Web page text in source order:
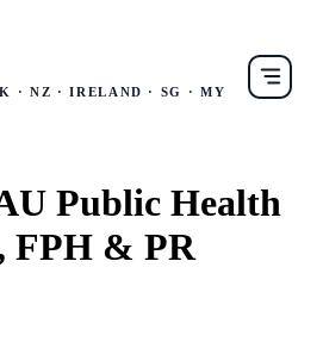
· NZ · IRELAND · SG · MY
Public Health
FPH & PR